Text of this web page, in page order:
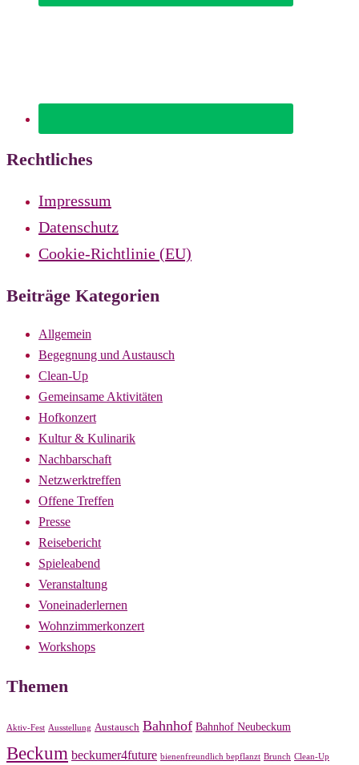
Rechtliches
Impressum
Datenschutz
Cookie-Richtlinie (EU)
Beiträge Kategorien
Allgemein
Begegnung und Austausch
Clean-Up
Gemeinsame Aktivitäten
Hofkonzert
Kultur & Kulinarik
Nachbarschaft
Netzwerktreffen
Offene Treffen
Presse
Reisebericht
Spieleabend
Veranstaltung
Voneinaderlernen
Wohnzimmerkonzert
Workshops
Themen
Aktiv-Fest Ausstellung Austausch Bahnhof Bahnhof Neubeckum
Beckum beckumer4future bienenfreundlich bepflanzt Brunch Clean-Up